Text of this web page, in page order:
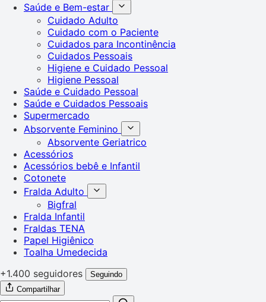
Saúde e Bem-estar
Cuidado Adulto
Cuidado com o Paciente
Cuidados para Incontinência
Cuidados Pessoais
Higiene e Cuidado Pessoal
Higiene Pessoal
Saúde e Cuidado Pessoal
Saúde e Cuidados Pessoais
Supermercado
Absorvente Feminino
Absorvente Geriatrico
Acessórios
Acessórios bebê e Infantil
Cotonete
Fralda Adulto
Bigfral
Fralda Infantil
Fraldas TENA
Papel Higiênico
Toalha Umedecida
+1.400 seguidores
Seguindo
Compartilhar